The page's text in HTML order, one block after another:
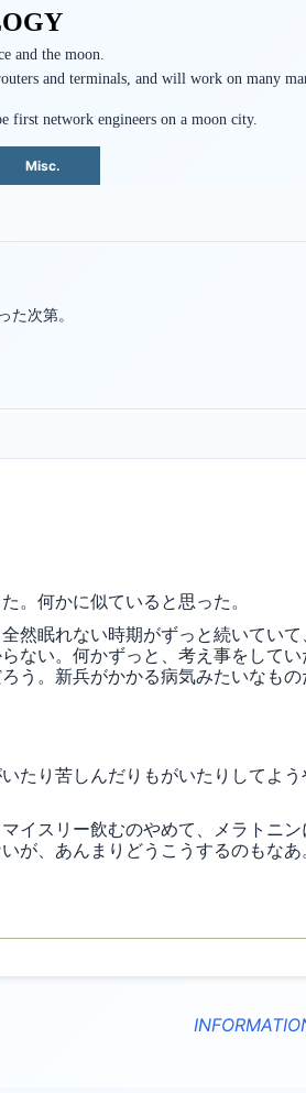
and the moon.
and terminals, and will work on many
first network engineers on a moon city.
Misc.
次第。
。何かに似ていると思った。
然眠れない時期がずっと続いてい
ない。何かずっと、考え事をして
う。新兵がかかる病気みたいなもの
たり苦しんだりもがいたりしてよ
イスリー飲むのやめて、メラトニ
が、あんまりどうこうするのもなあ